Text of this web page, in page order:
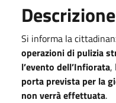
Descrizione
Si informa la
operazioni di pulizia
l’evento dell’Infiorata,
porta prevista per la
non verrà effettuata.